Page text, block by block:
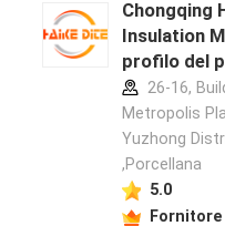
Chongqing
Insulation
profilo del
26-16,
Metropolis
Yuzhong
,Porcellana
5.0